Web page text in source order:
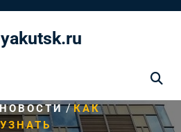
/КАК
УЗНАТЬ